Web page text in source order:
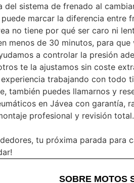
sistema de frenado al
marcar la diferencia entre
no tiene por qué ser caro ni
menos de 30 minutos, para
a controlar la presión
te la ajustamos sin coste
trabajando con
también puedes llamarnos y
en Jávea con
profesional y revisión
tu próxima parada
SOBRE MOTOS